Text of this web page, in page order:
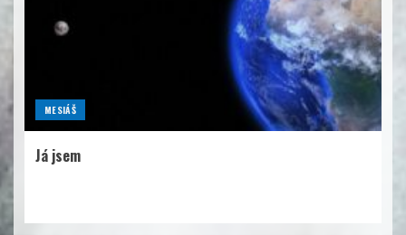
MESIÁŠ
Já jsem